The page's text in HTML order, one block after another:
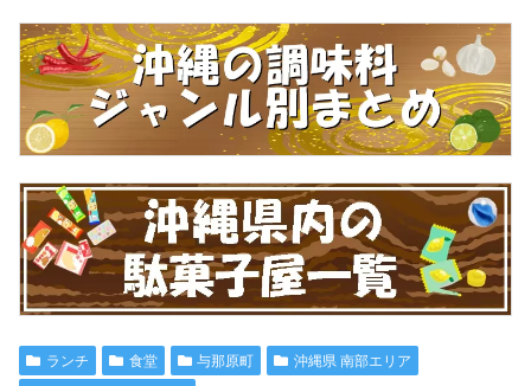
ランチ 食堂 与那原町
沖縄県 南部エリア